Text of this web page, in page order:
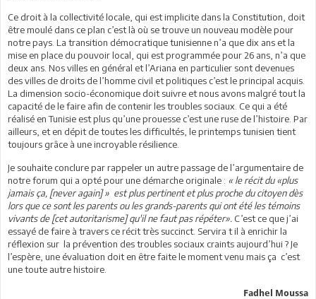
Ce droit à la collectivité locale, qui est implicite dans la Constitution, doit
être moulé dans ce plan c’est là où se trouve un nouveau modèle pour
notre pays. La transition démocratique tunisienne n’a que dix ans et la
mise en place du pouvoir local, qui est programmée pour 26 ans, n’a que
deux ans. Nos villes en général et l’Ariana en particulier sont devenues
des villes de droits de l’homme civil et politiques c’est le principal acquis.
La dimension socio-économique doit suivre et nous avons malgré tout la
capacité de le faire afin de contenir les troubles sociaux. Ce qui a été
réalisé en Tunisie est plus qu’une prouesse c’est une ruse de l’histoire. Par
ailleurs, et en dépit de toutes les difficultés, le printemps tunisien tient
toujours grâce à une incroyable résilience.
Je souhaite conclure par rappeler un autre passage de l’argumentaire de
notre forum qui a opté pour une démarche originale : « le récit du «plus
jamais ça, [never again] » est plus pertinent et plus proche du citoyen dès
lors que ce sont les parents ou les grands-parents qui ont été les témoins
vivants de [cet autoritarisme] qu'il ne faut pas répéter». C’est ce que j’ai
essayé de faire à travers ce récit très succinct. Servira t il à enrichir la
réflexion sur la prévention des troubles sociaux craints aujourd’hui ? Je
l’espère, une évaluation doit en être faite le moment venu mais ça c’est
une toute autre histoire.
Fadhel Moussa